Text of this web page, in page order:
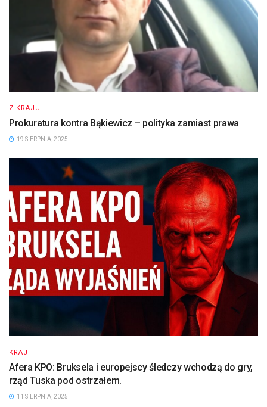
Z KRAJU
Prokuratura kontra Bąkiewicz – polityka zamiast prawa
19 SIERPNIA, 2025
KRAJ
Afera KPO: Bruksela i europejscy śledczy wchodzą do gry,
rząd Tuska pod ostrzałem.
11 SIERPNIA, 2025